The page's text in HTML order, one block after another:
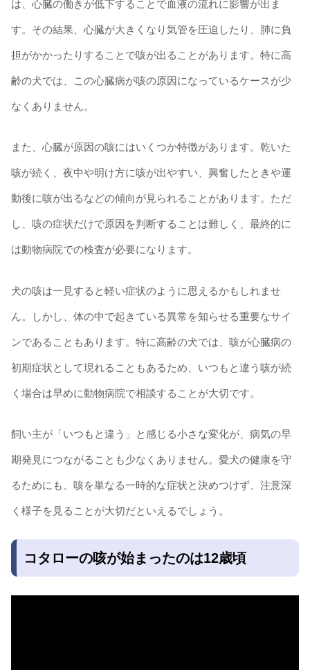
は、心臓の働きが低下することで血液の流れに影響が出ま
す。その結果、心臓が大きくなり気管を圧迫したり、肺に負
担がかかったりすることで咳が出ることがあります。特に高
齢の犬では、この心臓病が咳の原因になっているケースが少
なくありません。
また、心臓が原因の咳にはいくつか特徴があります。乾いた
咳が続く、夜中や明け方に咳が出やすい、興奮したときや運
動後に咳が出るなどの傾向が見られることがあります。ただ
し、咳の症状だけで原因を判断することは難しく、最終的に
は動物病院での検査が必要になります。
犬の咳は一見すると軽い症状のように思えるかもしれませ
ん。しかし、体の中で起きている異常を知らせる重要なサイ
ンであることもあります。特に高齢の犬では、咳が心臓病の
初期症状として現れることもあるため、いつもと違う咳が続
く場合は早めに動物病院で相談することが大切です。
飼い主が「いつもと違う」と感じる小さな変化が、病気の早
期発見につながることも少なくありません。愛犬の健康を守
るためにも、咳を単なる一時的な症状と決めつけず、注意深
く様子を見ることが大切だといえるでしょう。
コタローの咳が始まったのは12歳頃